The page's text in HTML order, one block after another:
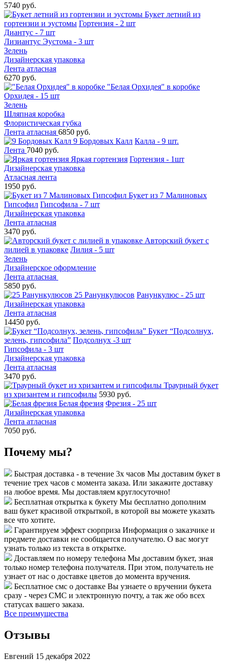
5740 руб.
Букет летний из
гортензии и эустомы Гортензия - 2 шт
Диантус - 7 шт
Лизиантус Эустома - 3 шт
Зелень
Дизайнерская упаковка
Лента атласная
6270 руб.
"Белая Орхидея" в коробке
Орхидея - 15 шт
Зелень
Шляпная коробка
Флористическая губка
Лента атласная 6850 руб.
9 Бордовых Калл Калла - 9 шт.
Лента 7040 руб.
Яркая гортензия Гортензия - 1шт
Дизайнерская упаковка
Атласная лента
1950 руб.
Букет из 7 Малиновых
Гипсофил Гипсофила - 7 шт
Дизайнерская упаковка
Лента атласная
3470 руб.
Авторский букет с
лилией в упаковке Лилия - 5 шт
Зелень
Дизайнерское оформление
Лента атласная
5850 руб.
25 Ранункулюсов Ранункулюс - 25 шт
Дизайнерская упаковка
Лента атласная
14450 руб.
Букет “Подсолнух,
зелень, гипсофила” Подсолнух -3 шт
Гипсофила - 3 шт
Дизайнерская упаковка
Лента атласная
3470 руб.
Траурный букет
из хризантем и гипсофилы 5930 руб.
Белая фрезия Фрезия - 25 шт
Дизайнерская упаковка
Лента атласная
7050 руб.
Почему мы?
Быстрая доставка - в течение 3х часов Мы доставим букет в
течение трех часов с момента заказа. Или закажите доставку
на любое время. Мы доставляем круглосуточно!
Бесплатная открытка к букету Мы бесплатно дополним
ваш букет красивой открыткой, в которой вы можете указать
все что хотите.
Гарантируем эффект сюрприза Информация о заказчике и
предмете доставки не сообщается получателю. О вас могут
узнать только из текста в открытке.
Доставляем по номеру телефона Мы доставим букет, зная
только номер телефона получателя. При этом, получатель не
узнает от нас о доставке цветов до момента вручения.
Бесплатное смс о доставке Вы узнаете о вручении букета
сразу - через СМС и электронную почту, а так же обо всех
статусах вашего заказа.
Все преимущества
Отзывы
Евгений 15 декабря 2022